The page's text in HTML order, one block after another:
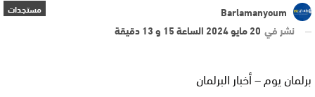
مستجدات
Barlamanyoum
نشر في 20 مايو 2024 الساعة 15 و 13 دقيقة
برلمان يوم – أخبار البرلمان